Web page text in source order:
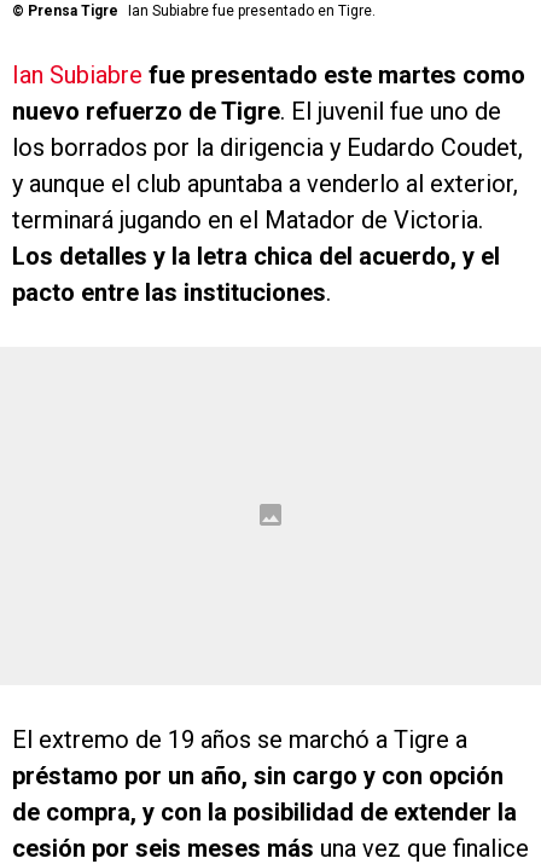
© Prensa Tigre Ian Subiabre fue presentado en Tigre.
Ian Subiabre fue presentado este martes como
nuevo refuerzo de Tigre. El juvenil fue uno de
los borrados por la dirigencia y Eudardo Coudet,
y aunque el club apuntaba a venderlo al exterior,
terminará jugando en el Matador de Victoria.
Los detalles y la letra chica del acuerdo, y el
pacto entre las instituciones.
El extremo de 19 años se marchó a Tigre a
préstamo por un año, sin cargo y con opción
de compra, y con la posibilidad de extender la
cesión por seis meses más una vez que finalice